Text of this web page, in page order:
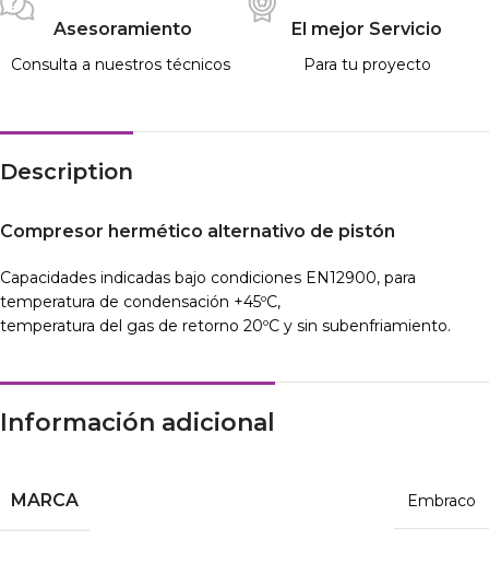
Asesoramiento
Consulta a nuestros técnicos
El mejor Servicio
Para tu proyecto
Description
Compresor hermético alternativo de pistón
Capacidades indicadas bajo condiciones EN12900, para
temperatura de condensación +45ºC,
temperatura del gas de retorno 20ºC y sin subenfriamiento.
Información adicional
MARCA Embraco